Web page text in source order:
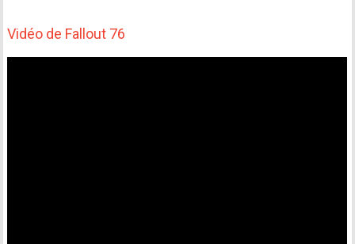
Vidéo de Fallout 76